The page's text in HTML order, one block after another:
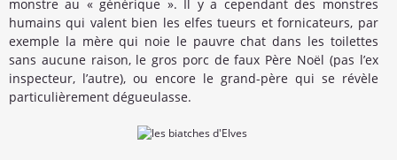
monstre au « générique ». Il y a cependant des monstres
humains qui valent bien les elfes tueurs et fornicateurs, par
exemple la mère qui noie le pauvre chat dans les toilettes
sans aucune raison, le gros porc de faux Père Noël (pas l’ex
inspecteur, l’autre), ou encore le grand-père qui se révèle
particulièrement dégueulasse.